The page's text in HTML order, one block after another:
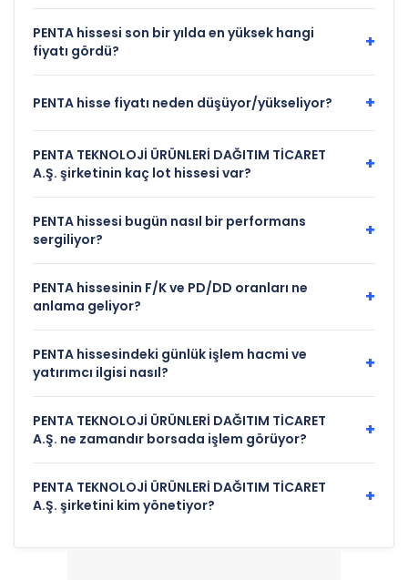
PENTA hissesi son bir yılda en yüksek hangi
fiyatı gördü?
+
PENTA hisse fiyatı neden düşüyor/yükseliyor? +
PENTA TEKNOLOJİ ÜRÜNLERİ DAĞITIM TİCARET
A.Ş. şirketinin kaç lot hissesi var?
+
PENTA hissesi bugün nasıl bir performans
sergiliyor?
+
PENTA hissesinin F/K ve PD/DD oranları ne
anlama geliyor?
+
PENTA hissesindeki günlük işlem hacmi ve
yatırımcı ilgisi nasıl?
+
PENTA TEKNOLOJİ ÜRÜNLERİ DAĞITIM TİCARET
A.Ş. ne zamandır borsada işlem görüyor?
+
PENTA TEKNOLOJİ ÜRÜNLERİ DAĞITIM TİCARET
A.Ş. şirketini kim yönetiyor?
+